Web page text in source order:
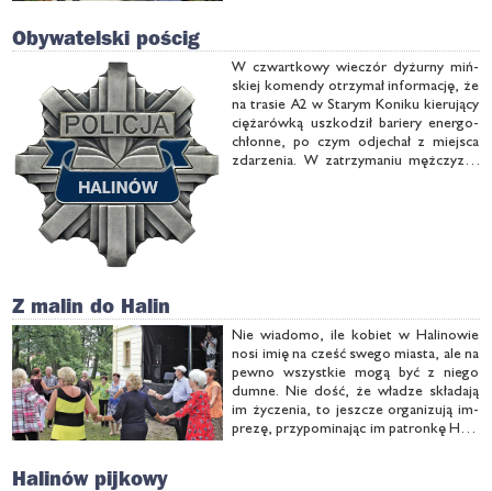
Obywatelski pościg
W czwart­ko­wy wie­czór dy­żur­ny miń­
skiej ko­men­dy otrzy­mał in­for­ma­cję, że
na tra­sie A2 w Sta­rym Ko­ni­ku kie­ru­ją­cy
cię­ża­rów­ką uszko­dził ba­rie­ry ener­go­
chłon­ne, po czym od­je­chał z miej­sca
zda­rze­nia. W za­trzy­ma­niu męż­czy­zny
Z malin do Halin
Nie wia­do­mo, ile ko­biet w Ha­li­no­wie
no­si imię na cześć swe­go mia­sta, ale na
pew­no wszyst­kie mo­gą być z nie­go
dum­ne. Nie dość, że wła­dze skła­da­ją
im ży­cze­nia, to jesz­cze or­ga­ni­zu­ją im­
pre­zę, przy­po­mi­na­jąc im pa­tron­kę Ha­li­
Halinów pijkowy